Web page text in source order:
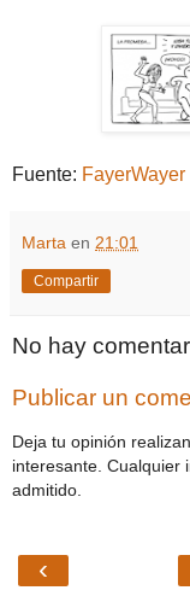
Fuente: FayerWayer
Marta en 21:01
Compartir
No hay
Publicar un
Deja tu opinión
interesante. Cualquier
admitido.
‹